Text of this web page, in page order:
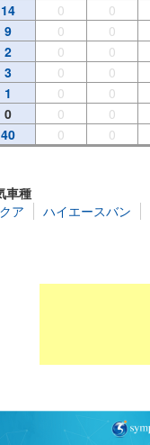
14 0 0
9 0 0
2 0 0
3 0 0
1 0 0
0 0 0
40 0 0
車種
ア ハイエースバン